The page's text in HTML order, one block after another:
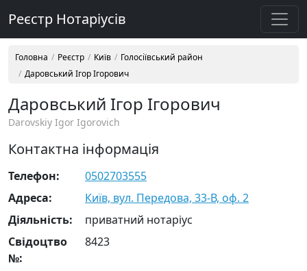
Реєстр Нотаріусів
Головна Реєстр Київ
Голосіївський район
Даровський Ігор Ігорович
Даровський Ігор Ігорович
Darovskiy Igor Igorovich
Контактна інформація
Телефон:
0502703555
Адреса:
Київ, вул. Передова, 33-В, оф. 2
Діяльність:
приватний нотаріус
Свідоцтво
№:
8423